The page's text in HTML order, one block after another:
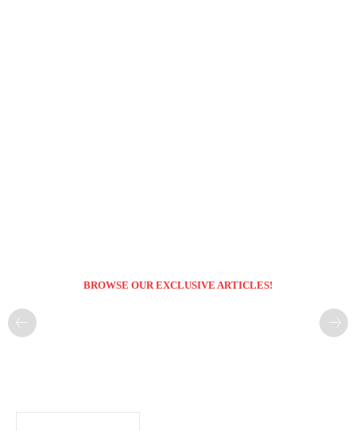
BROWSE OUR EXCLUSIVE ARTICLES!